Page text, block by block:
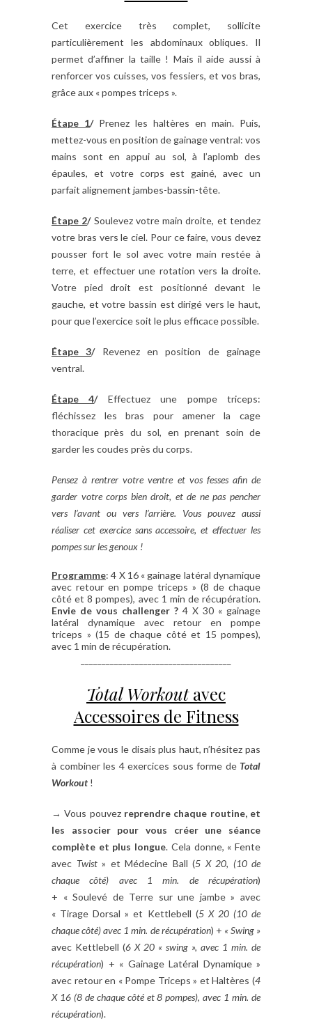
Cet exercice très complet, sollicite
particulièrement les abdominaux obliques. Il
permet d’affiner la taille ! Mais il aide aussi à
renforcer vos cuisses, vos fessiers, et vos bras,
grâce aux « pompes triceps ».
Étape 1/Prenez les haltères en main. Puis,
mettez-vous en position de gainage ventral: vos
mains sont en appui au sol, à l’aplomb des
épaules, et votre corps est gainé, avec un
parfait alignement jambes-bassin-tête.
Étape 2/Soulevez votre main droite, et tendez
votre bras vers le ciel. Pour ce faire, vous devez
pousser fort le sol avec votre main restée à
terre, et effectuer une rotation vers la droite.
Votre pied droit est positionné devant le
gauche, et votre bassin est dirigé vers le haut,
pour que l’exercice soit le plus efficace possible.
Étape 3/Revenez en position de gainage
ventral.
Étape 4/Effectuez une pompe triceps:
fléchissez les bras pour amener la cage
thoracique près du sol, en prenant soin de
garder les coudes près du corps.
Pensez à rentrer votre ventre et vos fesses afin de
garder votre corps bien droit, et de ne pas pencher
vers l’avant ou vers l’arrière. Vous pouvez aussi
réaliser cet exercice sans accessoire, et effectuer les
pompes sur les genoux !
Programme: 4 X 16 « gainage latéral dynamique
avec retour en pompe triceps » (8 de chaque
côté et 8 pompes), avec 1 min de récupération.
Envie de vous challenger ? 4 X 30 « gainage
latéral dynamique avec retour en pompe
triceps » (15 de chaque côté et 15 pompes),
avec 1 min de récupération.
Total Workoutavec
Accessoires de Fitness
Comme je vous le disais plus haut, n’hésitez pas
à combiner les 4 exercices sous forme de Total
Workout !
→ Vous pouvez reprendre chaque routine, et
les associer pour vous créer une séance
complète et plus longue. Cela donne, « Fente
avec Twist» et Médecine Ball (5 X 20, (10 de
chaque côté) avec 1 min. de récupération)
+ « Soulevé de Terre sur une jambe » avec
« Tirage Dorsal » et Kettlebell (5 X 20 (10 de
chaque côté) avec 1 min. de récupération) + « Swing »
avec Kettlebell (6 X 20 « swing », avec 1 min. de
récupération) + « Gainage Latéral Dynamique »
avec retour en « Pompe Triceps » et Haltères (4
X 16 (8 de chaque côté et 8 pompes), avec 1 min. de
récupération).